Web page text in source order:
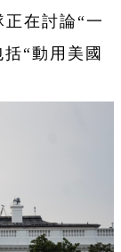
在討論“一
“動用美國